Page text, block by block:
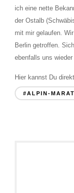
ich eine nette
der Ostalb
mit mir gelaufen.
Berlin getroffen.
ebenfalls uns
Hier kannst Du
#ALPIN-